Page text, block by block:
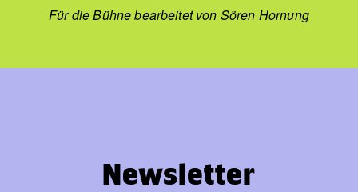
Für die Bühne bearbeitet von Sören Hornung
Newsletter